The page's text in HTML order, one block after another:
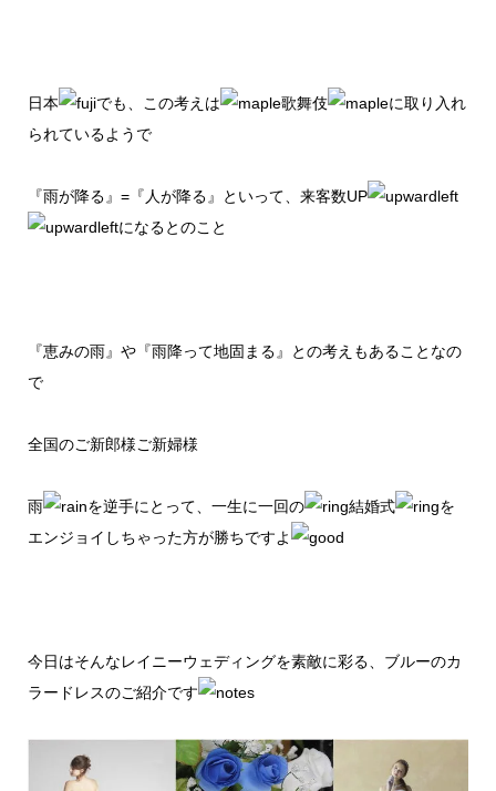
日本 でも、この考えは 歌舞伎
に取り入れ
られているようで
『雨が降る』=『人が降る』といって、来客数UP
になるとのこと
『恵みの雨』や『雨降って地固まる』との考えもあることなの
で
全国のご新郎様ご新婦様
雨 を逆手にとって、一生に一回の 結婚式
を
エンジョイしちゃった方が勝ちですよ
今日はそんなレイニーウェディングを素敵に彩る、ブルーのカ
ラードレスのご紹介です